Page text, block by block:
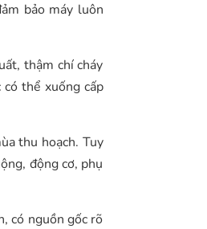
bảo máy luôn
thậm chí cháy
thể xuống cấp
thu hoạch. Tuy
động cơ, phụ
có nguồn gốc rõ